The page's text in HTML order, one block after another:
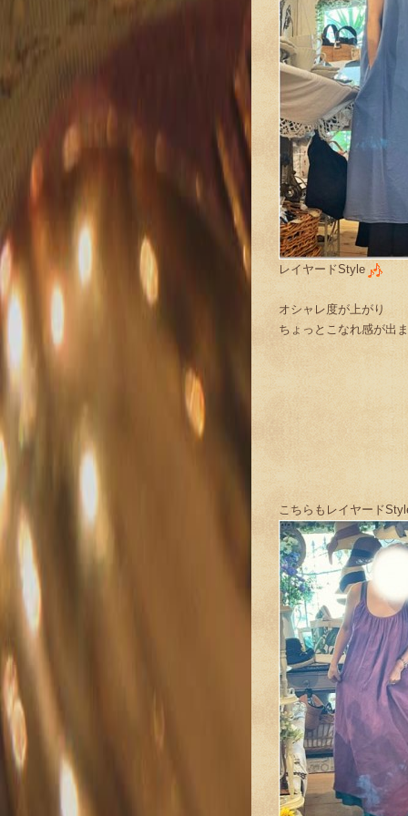
レイヤードStyle
オシャレ度が上がり
ちょっとこなれ感が出
こちらもレイヤード